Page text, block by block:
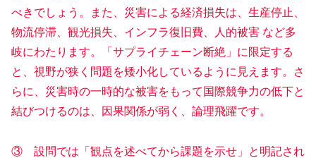
べきでしょう。また、災害による経済損失は、生産停止、
物流停滞、観光損失、インフラ復旧費、人的被害 など多
岐にわたります。「サプライチェーン断絶」に限定する
と、視野が狭く問題を矮小化しているように見えます。さ
らに、災害時の一時的な被害をもって国際競争力の低下と
結びつけるのは、因果関係が弱く、論理飛躍です。
③ 設問では「観点を述べてから課題を示せ」と明記され